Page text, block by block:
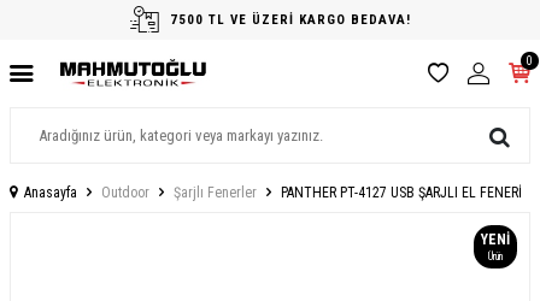
7500 TL VE ÜZERİ KARGO BEDAVA!
0
Anasayfa Outdoor Şarjlı Fenerler PANTHER PT-4127 USB ŞARJLI EL FENERİ
YENI
Ürün